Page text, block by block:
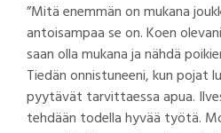
”Mitä enemmän on mukana
antoisampaa se on. Koen
saan olla mukana ja nähdä
Tiedän onnistuneeni, kun
pyytävät tarvittaessa apua.
tehdään todella hyvää työtä.